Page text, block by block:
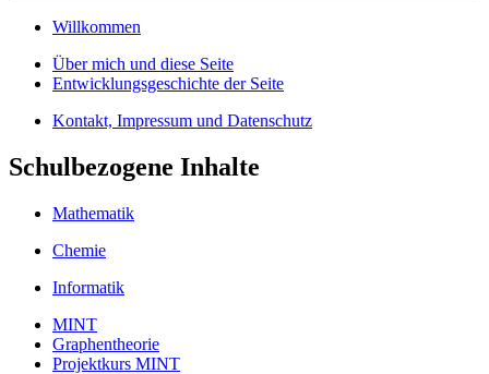
Willkommen
Über mich und diese Seite
Entwicklungsgeschichte der Seite
Kontakt, Impressum und Datenschutz
Schulbezogene Inhalte
Mathematik
Chemie
Informatik
MINT
Graphentheorie
Projektkurs MINT